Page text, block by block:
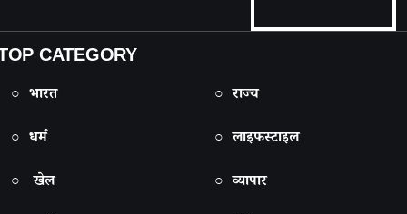
CATEGORY
○ भारत
○ राज्य
○ धर्म
○ लाइफस्टाइल
○ खेल
○ व्यापार